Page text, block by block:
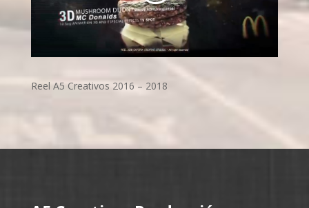
Reel A5 Creativos 2016 – 2018